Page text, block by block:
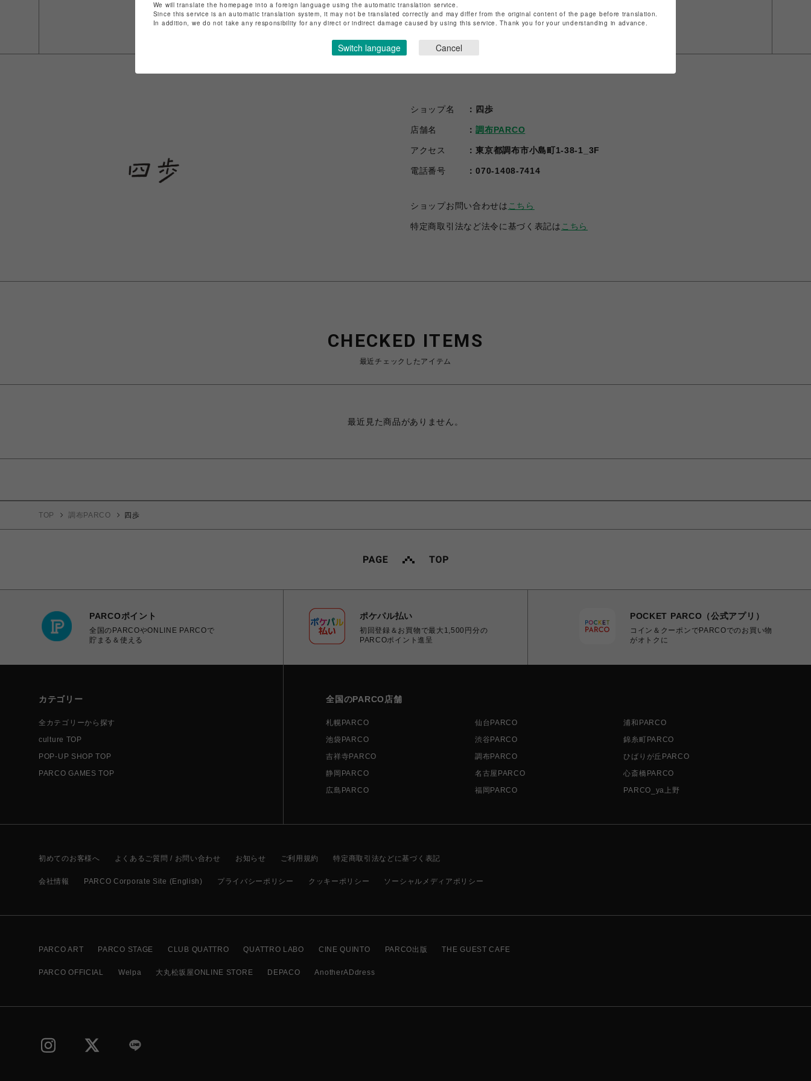
ショップ名 四歩
店舗名 調布PARCO
アクセス 東京都調布市小島町1-38-1_3F
電話番号 070-1408-7414
ショップお問い合わせは こちら
特定商取引法など法令に基づく表記は こちら
CHECKED ITEMS
最近チェックしたアイテム
最近見た商品がありません。
TOP 調布PARCO 四歩
PARCOポイント
全国のPARCOやONLINE PARCOで
貯まる＆使える
ポケパル払い
初回登録＆お買物で最大1,500円分の
PARCOポイント進呈
POCKET PARCO（公式アプリ）
コイン＆クーポンでPARCOでのお買い物
がオトクに
カテゴリー
全カテゴリーから探す
culture TOP
POP-UP SHOP TOP
PARCO GAMES TOP
全国のPARCO店舗
札幌PARCO 仙台PARCO
浦和PARCO
池袋PARCO
渋谷PARCO
錦糸町PARCO
吉祥寺PARCO
調布PARCO
ひばりが丘PARCO
静岡PARCO
名古屋PARCO
心斎橋PARCO
広島PARCO
福岡PARCO PARCO_ya上野
初めてのお客様へ よくあるご質問 / お問い合わせ お知らせ ご利用規約 特定商取引法などに基づく表記
会社情報 PARCO Corporate Site (English) プライバシーポリシー クッキーポリシー ソーシャルメディアポリシー
PARCO ART PARCO STAGE CLUB QUATTRO QUATTRO LABO CINE QUINTO PARCO出版 THE GUEST CAFE
PARCO OFFICIAL Welpa 大丸松坂屋ONLINE STORE DEPACO AnotherADdress
We will translate the homepage into a foreign language using the automatic translation service.
Since this service is an automatic translation system, it may not be translated correctly and may differ from the original content of the page before translation.
In addition, we do not take any responsibility for any direct or indirect damage caused by using this service. Thank you for your understanding in advance.
Switch language Cancel